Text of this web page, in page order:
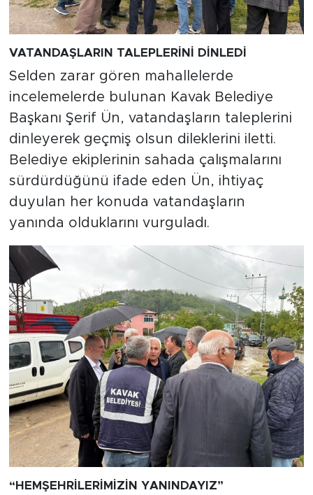
VATANDAŞLARIN TALEPLERİNİ DİNLEDİ
Selden zarar gören mahallelerde
incelemelerde bulunan Kavak Belediye
Başkanı Şerif Ün, vatandaşların taleplerini
dinleyerek geçmiş olsun dileklerini iletti.
Belediye ekiplerinin sahada çalışmalarını
sürdürdüğünü ifade eden Ün, ihtiyaç
duyulan her konuda vatandaşların
yanında olduklarını vurguladı.
“HEMŞEHRİLERİMİZİN YANINDAYIZ”